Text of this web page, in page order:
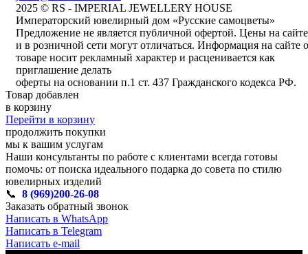
2025 © RS - IMPERIAL JEWELLERY HOUSE
Императорский ювелирный дом «Русские самоцветы»
Предложение не является публичной офертой. Цены на сайте
и в розничной сети могут отличаться. Информация на сайте о
товаре носит рекламный характер и расценивается как
приглашение делать
оферты на основании п.1 ст. 437 Гражданского кодекса РФ.
Товар добавлен
в корзину
Перейти в корзину
продолжить покупки
мы к вашим услугам
Наши консультанты по работе с клиентами всегда готовы
помочь: от поиска идеального подарка до совета по стилю
ювелирных изделий
📞 8 (969)200-26-08
Заказать обратный звонок
Написать в WhatsApp
Написать в Telegram
Написать e-mail